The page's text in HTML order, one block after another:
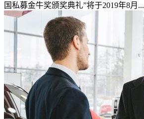
国私募金牛奖颁奖典礼”将于2019年8月...